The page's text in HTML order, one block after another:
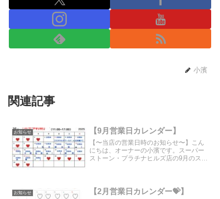
小濱
関連記事
お知らせ 【9月営業日カレンダー】
【〜当店の営業日時のお知らせ〜】こん
にちは、オーナーの小濱です。スーパー
ストーン・プラチナヒルズ店の9月のスケ
日時を、 お問い合わせ...
お知らせ 【2月営業日カレンダー💝】